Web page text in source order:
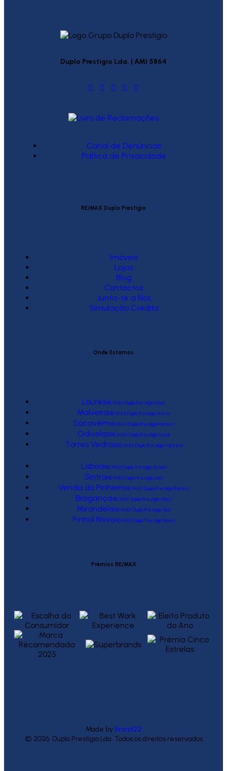
Duplo Prestígio Lda. | AMI 5864
Canal de Denúncias
Política de Privacidade
RE/MAX Duplo Prestígio
Imóveis
Lojas
Blog
Contactos
Junta-te a Nós
Simulação Crédito
Onde Estamos
Loures(RE/MAX Duplo Prestígio One)
Malveira(RE/MAX Duplo Prestígio West)
Sacavém(RE/MAX Duplo Prestígio Factory)
Odivelas(RE/MAX Duplo Prestígio Local)
Torres Vedras(RE/MAX Duplo Prestígio Várzea)
Lisboa(RE/MAX Duplo Prestígio Action)
Sintra(RE/MAX Duplo Prestígio Link)
Venda do Pinheiro(RE/MAX Duplo Prestígio Raízes)
Bragança(RE/MAX Duplo Prestígio Urbis)
Mirandela(RE/MAX Duplo Prestígio Tua)
Pinhal Novo(RE/MAX Duplo Prestígio Novo)
Prémios RE/MAX
Made by Brand22
© 2026. Duplo Prestígio Lda. Todos os direitos reservados